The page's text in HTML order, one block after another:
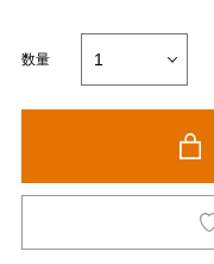
数量